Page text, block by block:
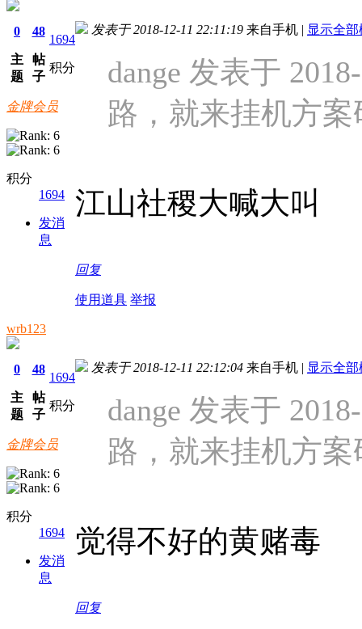
0
主
题
48
帖
子
1694
积分
金牌会员
积分
1694
发消
息
发表于 2018-12-11 22:11:19 来自手机 | 显示全部
dange 发表于
路，就来挂机方
江山社稷大喊大叫
回复
使用道具 举报
wrb123
0
主
题
48
帖
子
1694
积分
金牌会员
积分
1694
发消
息
发表于 2018-12-11 22:12:04 来自手机 | 显示全部
dange 发表于
路，就来挂机方
觉得不好的黄赌毒
回复